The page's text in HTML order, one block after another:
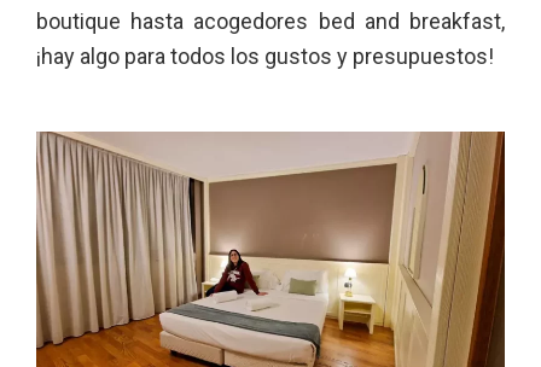
boutique hasta acogedores bed and breakfast,
¡hay algo para todos los gustos y presupuestos!